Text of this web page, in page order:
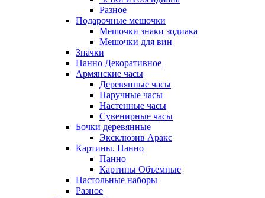
Разное
Подарочные мешочки
Мешочки знаки зодиака
Мешочки для вин
Значки
Панно Декоративное
Армянские часы
Деревянные часы
Наручные часы
Настенные часы
Сувенирные часы
Бочки деревянные
Эксклюзив Аракс
Картины. Панно
Панно
Картины Объемные
Настольные наборы
Разное